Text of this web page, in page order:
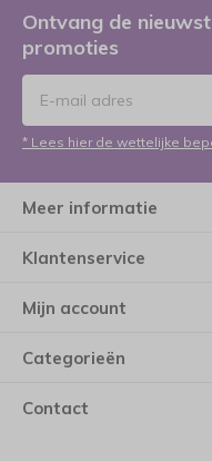
Ontvang de
promoties
* Lees hier de wettelijke
Meer informatie
Klantenservice
Mijn account
Categorieën
Contact